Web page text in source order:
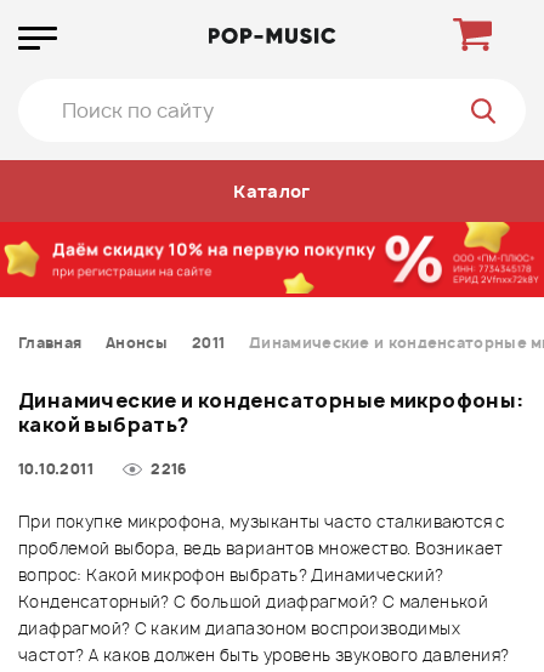
Каталог
Главная Анонсы 2011 Динамические и конденсаторные
Динамические и конденсаторные микрофоны:
какой выбрать?
10.10.2011 2216
При покупке микрофона, музыканты часто сталкиваются с
проблемой выбора, ведь вариантов множество. Возникает
вопрос: Какой микрофон выбрать? Динамический?
Конденсаторный? С большой диафрагмой? С маленькой
диафрагмой? С каким диапазоном воспроизводимых
частот? А каков должен быть уровень звукового давления?